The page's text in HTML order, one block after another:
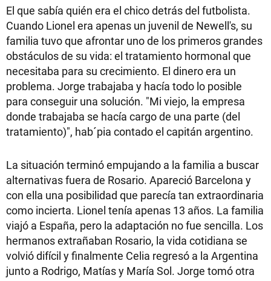
El que sabía quién era el chico detrás del futbolista.
Cuando Lionel era apenas un juvenil de Newell's, su
familia tuvo que afrontar uno de los primeros grandes
obstáculos de su vida: el tratamiento hormonal que
necesitaba para su crecimiento. El dinero era un
problema. Jorge trabajaba y hacía todo lo posible
para conseguir una solución. "Mi viejo, la empresa
donde trabajaba se hacía cargo de una parte (del
tratamiento)", hab´pia contado el capitán argentino.
La situación terminó empujando a la familia a buscar
alternativas fuera de Rosario. Apareció Barcelona y
con ella una posibilidad que parecía tan extraordinaria
como incierta. Lionel tenía apenas 13 años. La familia
viajó a España, pero la adaptación no fue sencilla. Los
hermanos extrañaban Rosario, la vida cotidiana se
volvió difícil y finalmente Celia regresó a la Argentina
junto a Rodrigo, Matías y María Sol. Jorge tomó otra